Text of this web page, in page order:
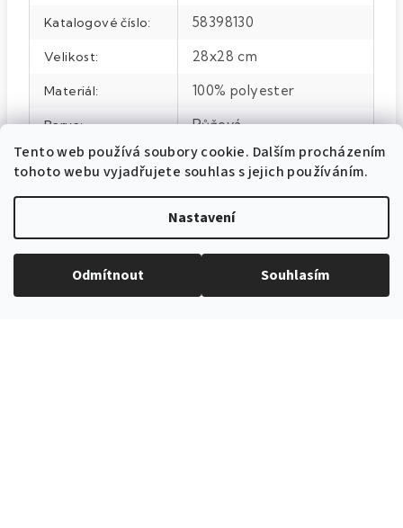
Tento web používá soubory cookie. Dalším procházením
tohoto webu vyjadřujete souhlas s jejich používáním.
Nastavení
Odmítnout Souhlasím
Katalogové číslo: 58398130
Velikost: 28x28 cm
Materiál: 100% polyester
Barva: Růžová